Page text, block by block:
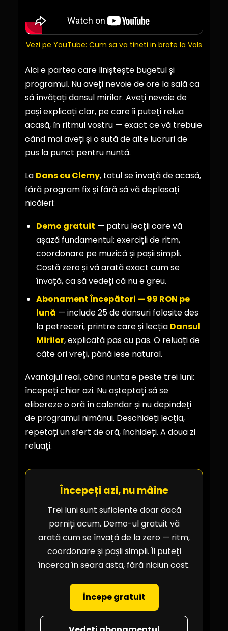
Vezi pe YouTube: Cum sa va tineti in brate la Vals
Aici e partea care liniștește bugetul și
programul. Nu aveți nevoie de ore la sală ca
să învățați dansul mirilor. Aveți nevoie de
pași explicați clar, pe care îi puteți relua
acasă, în ritmul vostru — exact ce vă trebuie
când mai aveți și o sută de alte lucruri de
pus la punct pentru nuntă.
La Dans cu Clemy, totul se învață de acasă,
fără program fix și fără să vă deplasați
nicăieri:
Demo gratuit — patru lecții care vă
așază fundamentul: exerciții de ritm,
coordonare pe muzică și pașii simpli.
Costă zero și vă arată exact cum se
învață, ca să vedeți că nu e greu.
Abonament Începători — 99 RON pe
lună — include 25 de dansuri folosite des
la petreceri, printre care și lecția Dansul
Mirilor, explicată pas cu pas. O reluați de
câte ori vreți, până iese natural.
Avantajul real, când nunta e peste trei luni:
începeți chiar azi. Nu așteptați să se
elibereze o oră în calendar și nu depindeți
de programul nimănui. Deschideți lecția,
repetați un sfert de oră, închideți. A doua zi
reluați.
Începeți azi, nu mâine
Trei luni sunt suficiente doar dacă
porniți acum. Demo-ul gratuit vă
arată cum se învață de la zero — ritm,
coordonare și pașii simpli. Îl puteți
încerca în seara asta, fără niciun cost.
Începe gratuit